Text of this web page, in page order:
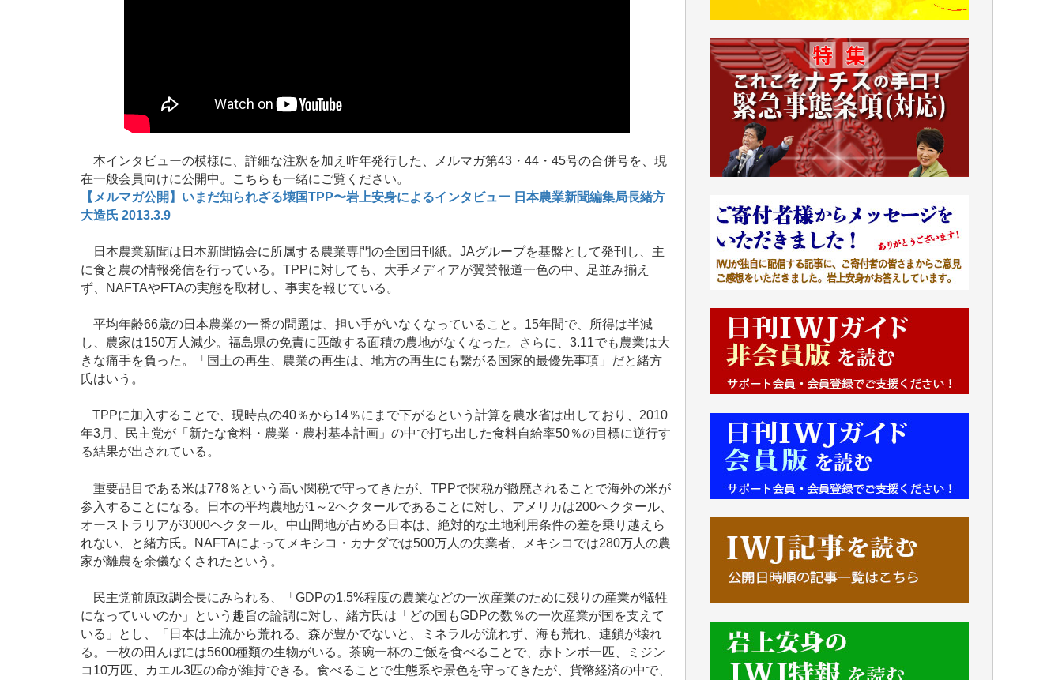
本インタビューの模様に、詳細な注釈を加え昨年発行した、メルマガ第43・44・45号の合併号を、現
在一般会員向けに公開中。こちらも一緒にご覧ください。
【メルマガ公開】いまだ知られざる壊国TPP〜岩上安身によるインタビュー 日本農業新聞編集局長緒方
大造氏 2013.3.9
日本農業新聞は日本新聞協会に所属する農業専門の全国日刊紙。JAグループを基盤として発刊し、主
に食と農の情報発信を行っている。TPPに対しても、大手メディアが翼賛報道一色の中、足並み揃え
ず、NAFTAやFTAの実態を取材し、事実を報じている。
平均年齢66歳の日本農業の一番の問題は、担い手がいなくなっていること。15年間で、所得は半減
し、農家は150万人減少。福島県の免責に匹敵する面積の農地がなくなった。さらに、3.11でも農業は大
きな痛手を負った。「国土の再生、農業の再生は、地方の再生にも繋がる国家的最優先事項」だと緒方
氏はいう。
TPPに加入することで、現時点の40％から14％にまで下がるという計算を農水省は出しており、2010
年3月、民主党が「新たな食料・農業・農村基本計画」の中で打ち出した食料自給率50％の目標に逆行す
る結果が出されている。
重要品目である米は778％という高い関税で守ってきたが、TPPで関税が撤廃されることで海外の米が
参入することになる。日本の平均農地が1～2ヘクタールであることに対し、アメリカは200ヘクタール、
オーストラリアが3000ヘクタール。中山間地が占める日本は、絶対的な土地利用条件の差を乗り越えら
れない、と緒方氏。NAFTAによってメキシコ・カナダでは500万人の失業者、メキシコでは280万人の農
家が離農を余儀なくされたという。
民主党前原政調会長にみられる、「GDPの1.5%程度の農業などの一次産業のために残りの産業が犠牲
になっていいのか」という趣旨の論調に対し、緒方氏は「どの国もGDPの数％の一次産業が国を支えて
いる」とし、「日本は上流から荒れる。森が豊かでないと、ミネラルが流れず、海も荒れ、連鎖が壊れ
る。一枚の田んぼには5600種類の生物がいる。茶碗一杯のご飯を食べることで、赤トンボ一匹、ミジン
コ10万匹、カエル3匹の命が維持できる。食べることで生態系や景色を守ってきたが、貨幣経済の中で、